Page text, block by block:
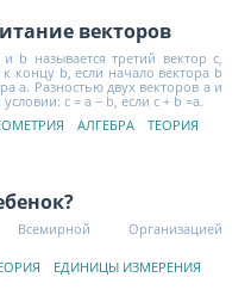
векторов
b называется третий вектор c,
концу b, если начало вектора b
a. Разностью двух векторов a и
c = a − b, если c + b =a.
АЛГЕБРА
ТЕОРИЯ
Организацией
ЕДИНИЦЫ ИЗМЕРЕНИЯ